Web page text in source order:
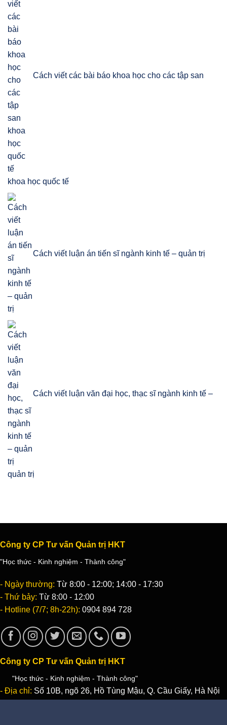
Cách viết các bài báo khoa học cho các tập san
khoa học quốc tế
Cách viết luận án tiến sĩ ngành kinh tế – quản trị
Cách viết luận văn đại học, thạc sĩ ngành kinh tế –
quản trị
Công ty CP Tư vấn Quản trị HKT
"Học thức - Kinh nghiệm - Thành công"
- Ngày thường: Từ 8:00 - 12:00; 14:00 - 17:30
- Thứ bảy: Từ 8:00 - 12:00
- Hotline (7/7; 8h-22h): 0904 894 728
Công ty CP Tư vấn Quản trị HKT
"Học thức - Kinh nghiệm - Thành công"
- Địa chỉ: Số 10B, ngõ 26, Hồ Tùng Mậu, Q. Cầu Giấy, Hà Nội